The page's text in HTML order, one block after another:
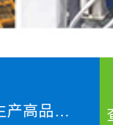
湖南麦克斯搅拌捏合设备有限公司是专业生产高品质搅拌混...